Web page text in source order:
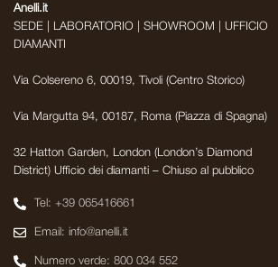
Anelli.it
SEDE | LABORATORIO | SHOWROOM | UFFICIO
DIAMANTI
Via Colsereno 6, 00019, Tivoli (Centro Storico)
Via Margutta 94, 00187, Roma (Piazza di Spagna)
32 Hatton Garden, London (London’s Diamond
District) Ufficio dei diamanti – Chiuso al pubblico
Tel: +39 065416661
Email: info@anelli.it
Numero verde: 800 034 552